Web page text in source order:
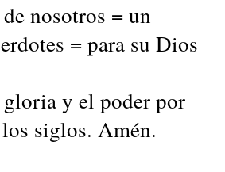
nosotros = un
= para su Dios
gloria y el poder por
siglos. Amén.